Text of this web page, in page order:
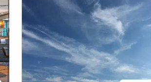
Für 4 Tage
Doppelzimmer Standard Design